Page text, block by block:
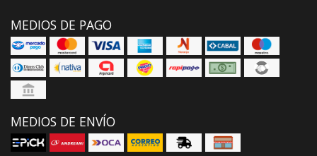
MEDIOS DE PAGO
MEDIOS DE ENVÍO